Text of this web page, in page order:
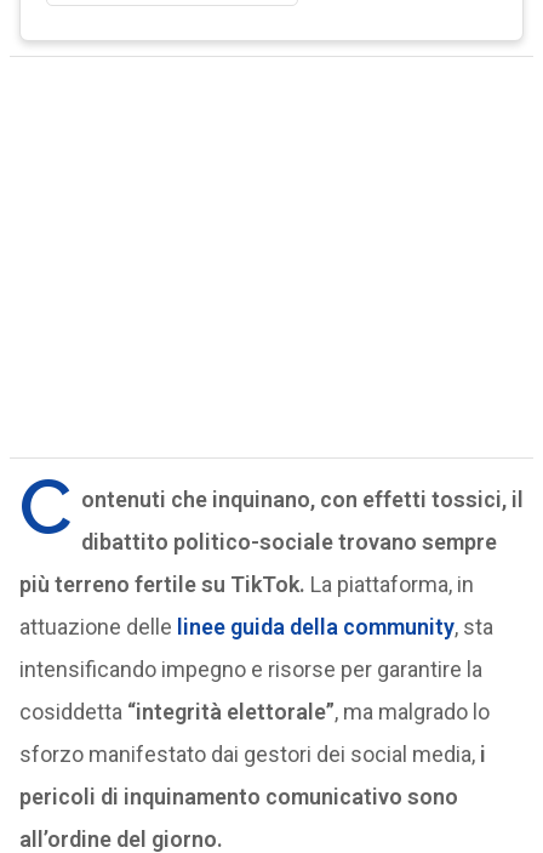
C ontenuti che inquinano, con effetti tossici, il
dibattito politico-sociale trovano sempre
più terreno fertile su TikTok. La piattaforma, in
attuazione delle linee guida della community, sta
intensificando impegno e risorse per garantire la
cosiddetta “integrità elettorale”, ma malgrado lo
sforzo manifestato dai gestori dei social media, i
pericoli di inquinamento comunicativo sono
all’ordine del giorno.